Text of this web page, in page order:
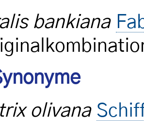
bankiana
olivana